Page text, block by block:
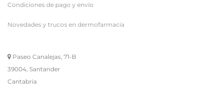
Condiciones de pago y envío
Novedades y trucos en dermofarmacia
Paseo Canalejas, 71-B
39004, Santander
Cantabria